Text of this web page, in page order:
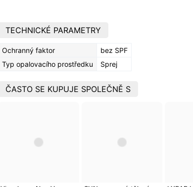
TECHNICKÉ PARAMETRY
Ochranný faktor
bez SPF
Typ opalovacího prostředku
Sprej
ČASTO SE KUPUJE SPOLEČNĚ S